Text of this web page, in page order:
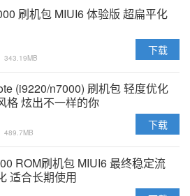
刷机包 MIUI6 体验版 超扁平化
343.19MB
下载
(i9220/n7000) 刷机包 轻度优化
格 炫出不一样的你
489.7MB
下载
ROM刷机包 MIUI6 最终稳定流
适合长期使用